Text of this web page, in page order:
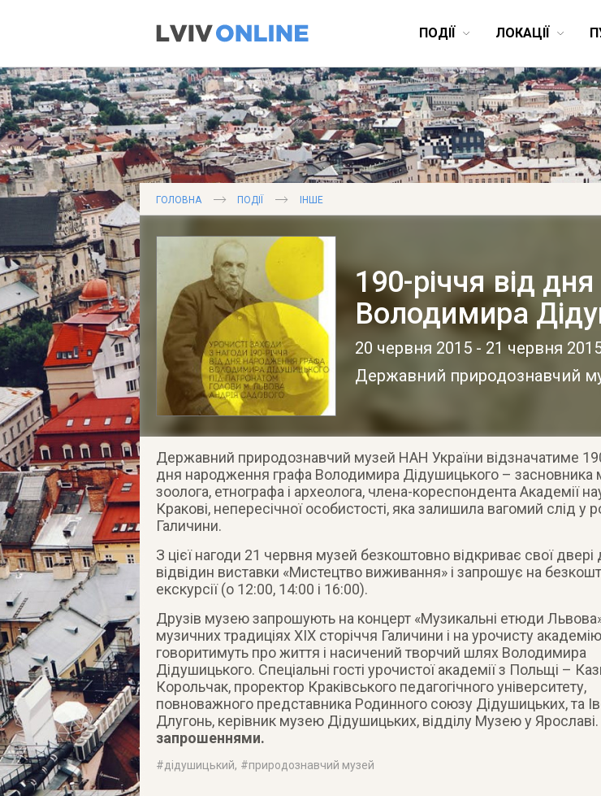
ПОДІЇ ЛОКАЦІЇ
ГОЛОВНА ПОДІЇ ІНШЕ
190-річчя від
Володимира
20 червня 2015 - 21 червня
Державний природознавчий
Державний природознавчий музей НАН України відзначатиме
дня народження графа Володимира Дідушицького – засновника
зоолога, етнографа і археолога, члена-кореспондента Академії
Кракові, непересічної особистості, яка залишила вагомий слід у
Галичини.
З цієї нагоди 21 червня музей безкоштовно відкриває свої двері
відвідин виставки «Мистецтво виживання» і запрошує на
екскурсії (о 12:00, 14:00 і 16:00).
Друзів музею запрошують на концерт «Музикальні етюди
музичних традиціях XIX сторіччя Галичини і на урочисту
говоритимуть про життя і насичений творчий шлях Володимира
Дідушицького. Спеціальні гості урочистої академії з Польщі –
Корольчак, проректор Краківського педагогічного університету,
повноважного представника Родинного союзу Дідушицьких, та
Длугонь, керівник музею Дідушицьких, відділу Музею у Ярославі.
запрошеннями.
#дідушицький, #природознавчий музей